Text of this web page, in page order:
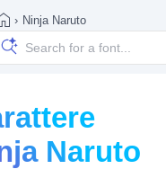
› Ninja Naruto
Naruto